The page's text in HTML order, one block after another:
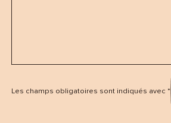
Les champs obligatoires sont indiqués avec *